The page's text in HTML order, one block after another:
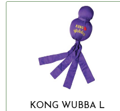
KONG WUBBA L